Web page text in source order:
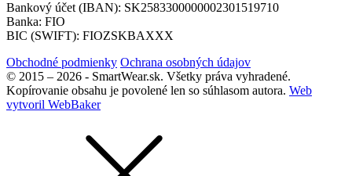
Bankový účet (IBAN): SK2583300000002301519710
Banka: FIO
BIC (SWIFT): FIOZSKBAXXX
Obchodné podmienky Ochrana osobných údajov
© 2015 – 2026 - SmartWear.sk. Všetky práva vyhradené.
Kopírovanie obsahu je povolené len so súhlasom autora. Web
vytvoril WebBaker